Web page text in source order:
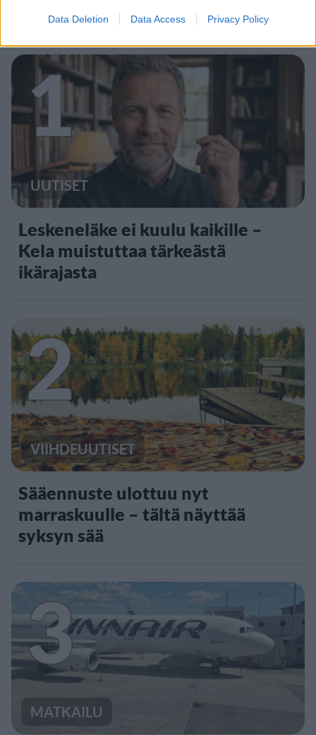
Data Deletion Data Access Privacy Policy
Staran luetuimmat
1
UUTISET
Leskeneläke ei kuulu kaikille –
Kela muistuttaa tärkeästä
ikärajasta
2
VIIHDEUUTISET
Sääennuste ulottuu nyt
marraskuulle – tältä näyttää
syksyn sää
3
MATKAILU